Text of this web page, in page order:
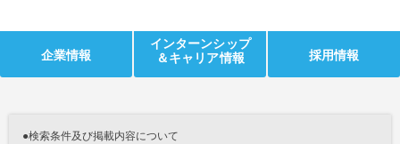
企業情報
インターンシップ
＆キャリア情報
採用情報
●検索条件及び掲載内容について